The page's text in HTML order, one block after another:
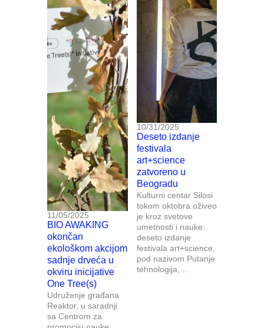
11/05/2025
BIO AWAKING
okončan
ekološkom akcijom
sadnje drveća u
okviru inicijative
One Tree(s)
Udruženje građana
Reaktor, u saradnji
sa Centrom za
10/31/2025
Deseto izdanje
festivala
art+science
zatvoreno u
Beogradu
Kulturni centar Silosi
tokom oktobra oživeo
je kroz svetove
umetnosti i nauke:
deseto izdanje
festivala art+science,
pod nazivom Putanje
tehnologija,...